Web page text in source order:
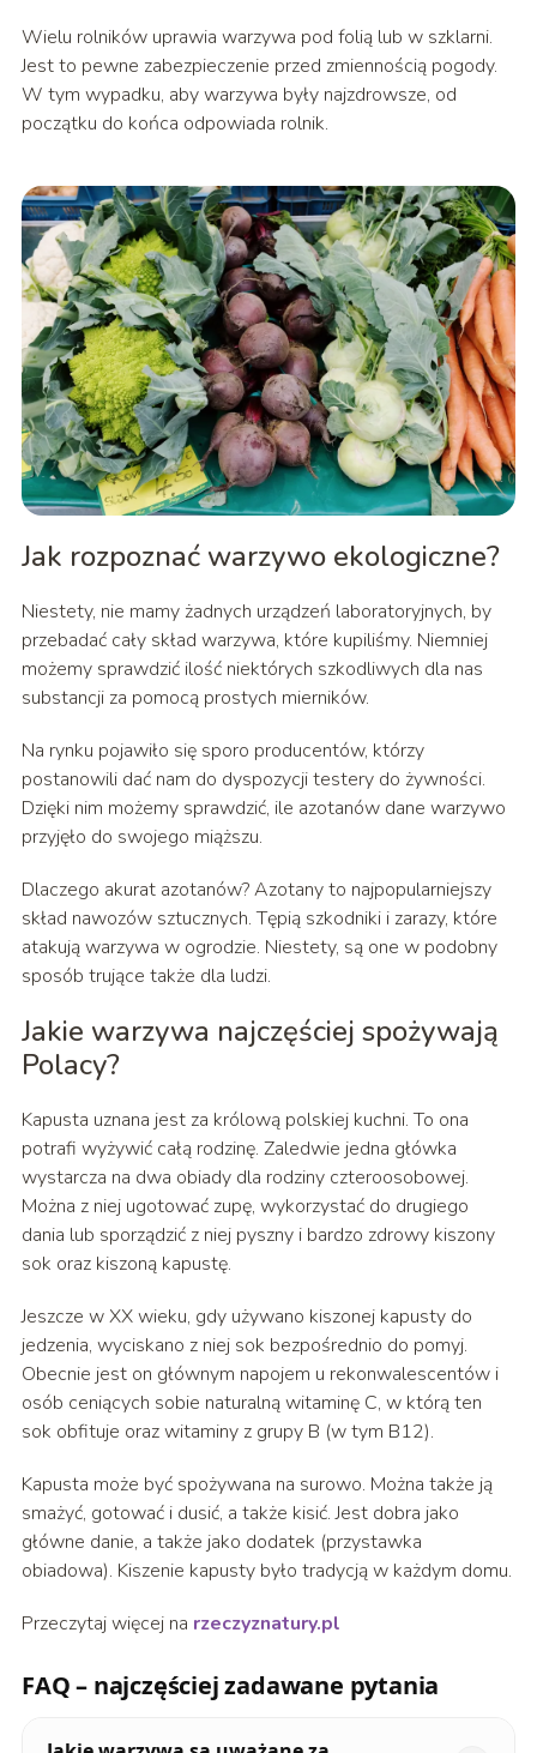
Wielu rolników uprawia warzywa pod folią lub w szklarni.
Jest to pewne zabezpieczenie przed zmiennością pogody.
W tym wypadku, aby warzywa były najzdrowsze, od
początku do końca odpowiada rolnik.
Jak rozpoznać warzywo ekologiczne?
Niestety, nie mamy żadnych urządzeń laboratoryjnych, by
przebadać cały skład warzywa, które kupiliśmy. Niemniej
możemy sprawdzić ilość niektórych szkodliwych dla nas
substancji za pomocą prostych mierników.
Na rynku pojawiło się sporo producentów, którzy
postanowili dać nam do dyspozycji testery do żywności.
Dzięki nim możemy sprawdzić, ile azotanów dane warzywo
przyjęło do swojego miąższu.
Dlaczego akurat azotanów? Azotany to najpopularniejszy
skład nawozów sztucznych. Tępią szkodniki i zarazy, które
atakują warzywa w ogrodzie. Niestety, są one w podobny
sposób trujące także dla ludzi.
Jakie warzywa najczęściej spożywają
Polacy?
Kapusta uznana jest za królową polskiej kuchni. To ona
potrafi wyżywić całą rodzinę. Zaledwie jedna główka
wystarcza na dwa obiady dla rodziny czteroosobowej.
Można z niej ugotować zupę, wykorzystać do drugiego
dania lub sporządzić z niej pyszny i bardzo zdrowy kiszony
sok oraz kiszoną kapustę.
Jeszcze w XX wieku, gdy używano kiszonej kapusty do
jedzenia, wyciskano z niej sok bezpośrednio do pomyj.
Obecnie jest on głównym napojem u rekonwalescentów i
osób ceniących sobie naturalną witaminę C, w którą ten
sok obfituje oraz witaminy z grupy B (w tym B12).
Kapusta może być spożywana na surowo. Można także ją
smażyć, gotować i dusić, a także kisić. Jest dobra jako
główne danie, a także jako dodatek (przystawka
obiadowa). Kiszenie kapusty było tradycją w każdym domu.
Przeczytaj więcej na rzeczyznatury.pl
FAQ – najczęściej zadawane pytania